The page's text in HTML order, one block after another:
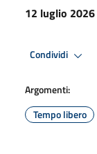
12 luglio 2026
Condividi
Argomenti:
Tempo libero